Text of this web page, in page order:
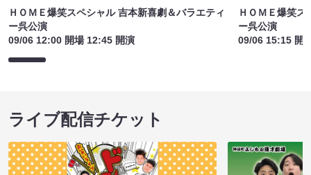
ＨＯＭＥ爆笑スペシャル 吉本新喜劇＆バラエティ
ー呉公演
09/06 12:00 開場 12:45 開演
ＨＯＭＥ爆笑ス
ー呉公演
09/06 15:15 開
ライブ配信チケット